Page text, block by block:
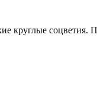
соцветия.